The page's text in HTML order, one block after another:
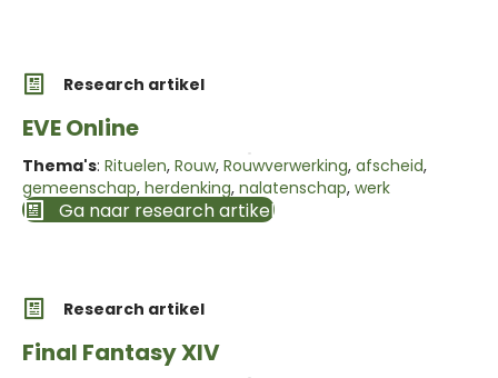
Research artikel
EVE Online
Thema's: Rituelen, Rouw, Rouwverwerking, afscheid,
gemeenschap, herdenking, nalatenschap, werk
Ga naar research artikel
Research artikel
Final Fantasy XIV